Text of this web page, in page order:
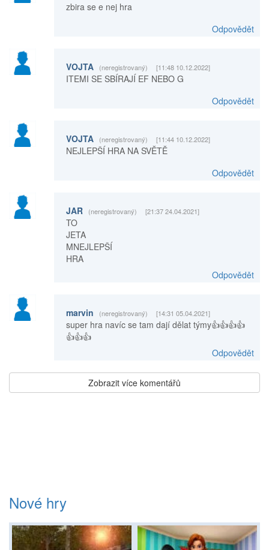
zbira se e nej hra
Odpovědět
VOJTA (neregistrovaný) [11:48 10.12.2022]
ITEMI SE SBÍRAJÍ EF NEBO G
Odpovědět
VOJTA (neregistrovaný) [11:44 10.12.2022]
NEJLEPŠÍ HRA NA SVĚTĚ
Odpovědět
JAR (neregistrovaný) [21:37 24.04.2021]
TO
JETA
MNEJLEPŠÍ
HRA
Odpovědět
marvin (neregistrovaný) [14:31 05.04.2021]
super hra navíc se tam dají dělat týmy👍👍👍👍
👍👍👍
Odpovědět
Zobrazit více komentářů
Nové hry